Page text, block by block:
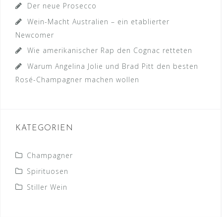
Der neue Prosecco
Wein-Macht Australien – ein etablierter
Newcomer
Wie amerikanischer Rap den Cognac retteten
Warum Angelina Jolie und Brad Pitt den besten
Rosé-Champagner machen wollen
KATEGORIEN
Champagner
Spirituosen
Stiller Wein